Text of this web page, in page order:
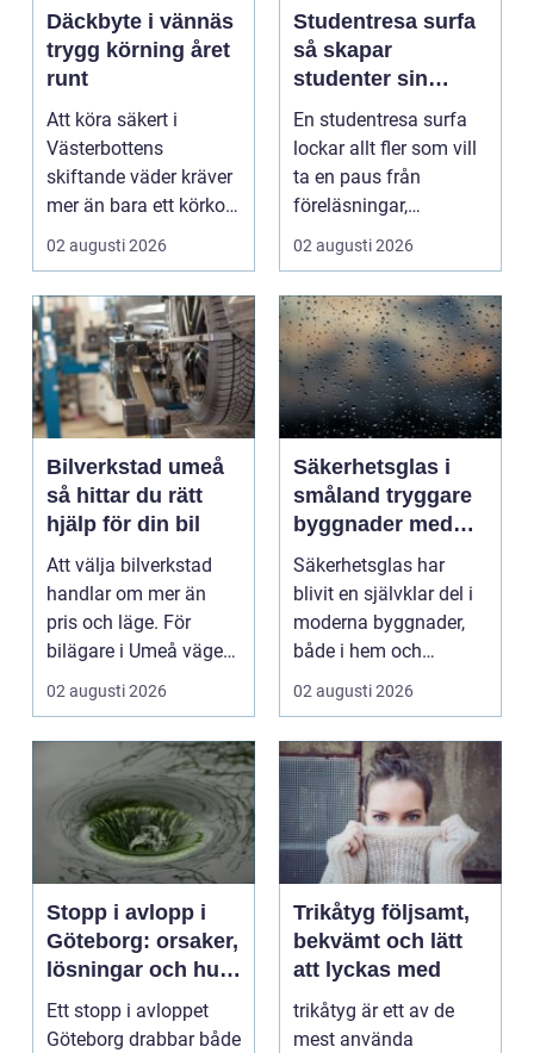
Däckbyte i vännäs
trygg körning året
runt
Att köra säkert i
Västerbottens
skiftande väder kräver
mer än bara ett körkort
och en pålitlig bil. ...
02 augusti 2026
Studentresa surfa
så skapar
studenter sin
ultimata paus från
plugget
En studentresa surfa
lockar allt fler som vill
ta en paus från
föreläsningar,
tentaplugg och sena
02 augusti 2026
Bilverkstad umeå
så hittar du rätt
hjälp för din bil
Att välja bilverkstad
handlar om mer än
pris och läge. För
bilägare i Umeå väger
trygghet, tillgängl...
02 augusti 2026
Säkerhetsglas i
småland tryggare
byggnader med
smarta
glaslösningar
Säkerhetsglas har
blivit en självklar del i
moderna byggnader,
både i hem och
offentliga miljöer. I ...
02 augusti 2026
Stopp i avlopp i
Göteborg: orsaker,
lösningar och hur
problem kan
undvikas
Ett stopp i avloppet
Göteborg drabbar både
Trikåtyg följsamt,
bekvämt och lätt
att lyckas med
trikåtyg är ett av de
mest använda